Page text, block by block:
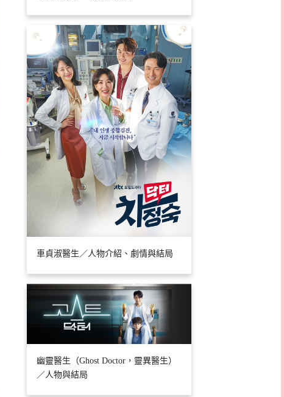
車貞淑醫生／人物介紹、劇情與結局
幽靈醫生（Ghost Doctor，靈異醫生）
／人物與結局